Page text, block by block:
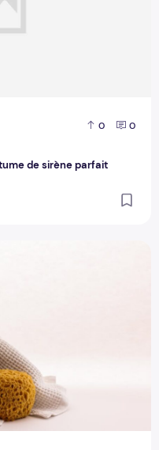
0 0
de sirène parfait
une douche agréable